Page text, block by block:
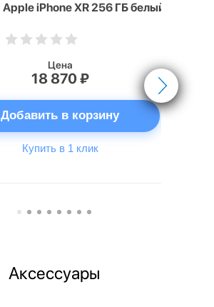
Apple iPhone XR 256 ГБ белый
Цена
18 870 ₽
Добавить в корзину
Купить в 1 клик
Аксессуары